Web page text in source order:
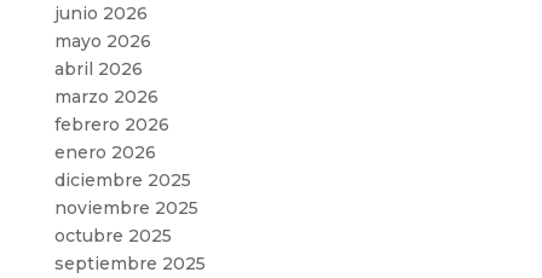
junio 2026
mayo 2026
abril 2026
marzo 2026
febrero 2026
enero 2026
diciembre 2025
noviembre 2025
octubre 2025
septiembre 2025